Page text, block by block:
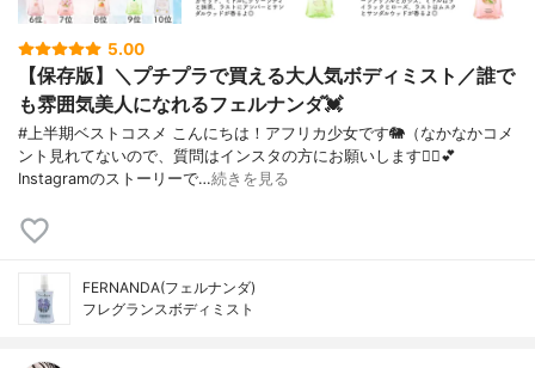
5.00
【保存版】＼プチプラで買える大人気ボディミスト／誰で
も雰囲気美人になれるフェルナンダ💓
#上半期ベストコスメ こんにちは！アフリカ少女です🐘（なかなかコメ
ント見れてないので、質問はインスタの方にお願いします🙇‍♀️💕
Instagramのストーリーで…続きを見る
FERNANDA(フェルナンダ)
フレグランスボディミスト